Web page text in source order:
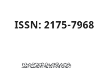
ISSN: 2175-7968